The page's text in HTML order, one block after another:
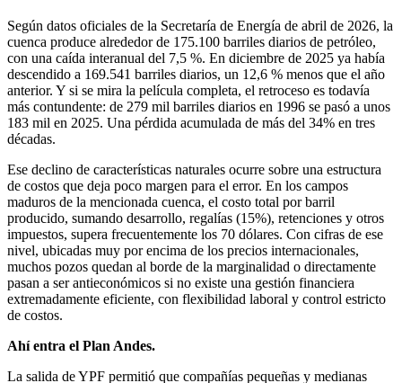
Según datos oficiales de la Secretaría de Energía de abril de 2026, la
cuenca produce alrededor de 175.100 barriles diarios de petróleo,
con una caída interanual del 7,5 %. En diciembre de 2025 ya había
descendido a 169.541 barriles diarios, un 12,6 % menos que el año
anterior. Y si se mira la película completa, el retroceso es todavía
más contundente: de 279 mil barriles diarios en 1996 se pasó a unos
183 mil en 2025. Una pérdida acumulada de más del 34% en tres
décadas.
Ese declino de características naturales ocurre sobre una estructura
de costos que deja poco margen para el error. En los campos
maduros de la mencionada cuenca, el costo total por barril
producido, sumando desarrollo, regalías (15%), retenciones y otros
impuestos, supera frecuentemente los 70 dólares. Con cifras de ese
nivel, ubicadas muy por encima de los precios internacionales,
muchos pozos quedan al borde de la marginalidad o directamente
pasan a ser antieconómicos si no existe una gestión financiera
extremadamente eficiente, con flexibilidad laboral y control estricto
de costos.
Ahí entra el Plan Andes.
La salida de YPF permitió que compañías pequeñas y medianas